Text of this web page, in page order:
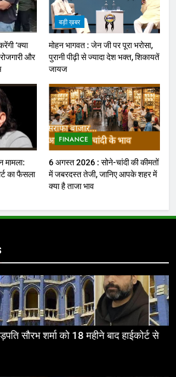
‘क्या
और
बड़ी ख़बर
मोहन भागवत : जेन जी पर पूरा भरोसा,
पुरानी पीढ़ी से ज्यादा देश भक्त, शिकायतें
जायज
मामला:
का फैसला
FINANCE
6 अगस्त 2026 : सोने-चांदी की कीमतों
में जबरदस्त तेजी, जानिए आपके शहर में
क्या है ताजा भाव
सौरभ शर्मा को 18 महीने बाद हाईकोर्ट से